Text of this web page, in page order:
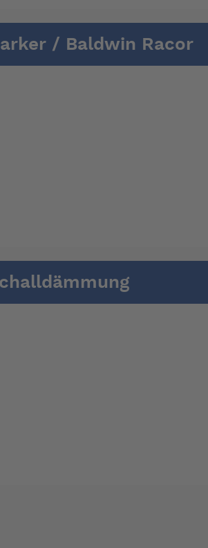
/ Baldwin Racor